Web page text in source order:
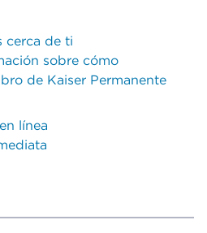
cerca de ti
sobre cómo
de Kaiser Permanente
línea